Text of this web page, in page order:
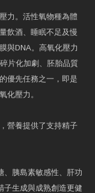
力。活性氧物種為體
飲酒、睡眠不足及慢
與DNA。高氧化壓力
片化加劇、胚胎品質
優先任務之一，即是
化壓力。
營養提供了支持精子
、胰島素敏感性、肝功
子生成與成熟創造更健